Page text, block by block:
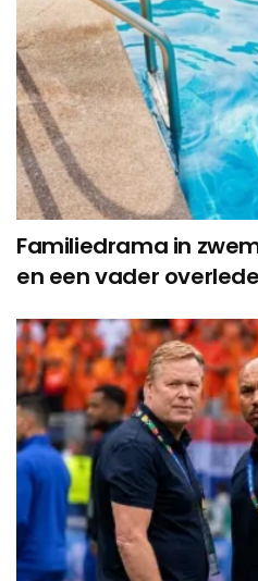
Familiedrama in
en een vader